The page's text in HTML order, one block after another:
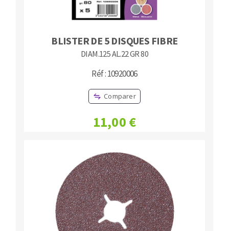
BLISTER DE 5 DISQUES FIBRE
DIAM.125 AL.22 GR 80
Réf : 10920006
Comparer
11,00 €